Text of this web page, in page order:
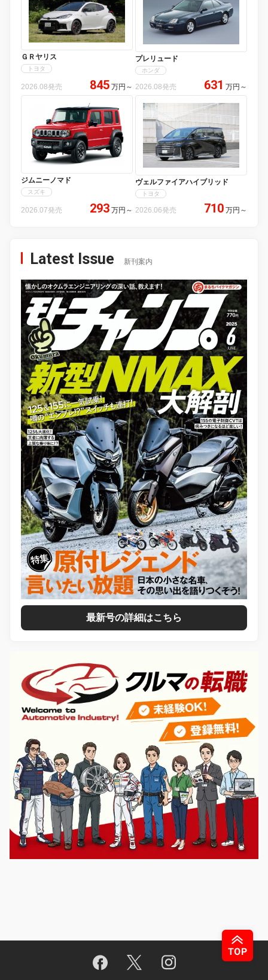
ＧＲヤリス
トヨタ
2026.08発売 845 万円 ～
プレリュード
ホンダ
2026.08発売 631 万円 ～
ジムニーノマド
スズキ
2026.07発売 293 万円 ～
ヴェルファイアハイブリッド
トヨタ
2026.06発売 710 万円 ～
Latest Issue 新刊案内
最新号の詳細はこちら